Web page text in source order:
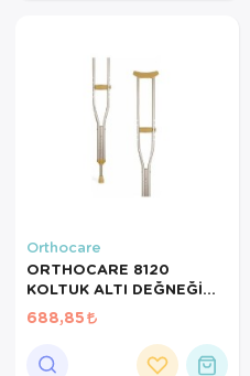
Orthocare
ORTHOCARE 8120
KOLTUK ALTI DEĞNEĞİ
LARGE 1 ADET
688,85